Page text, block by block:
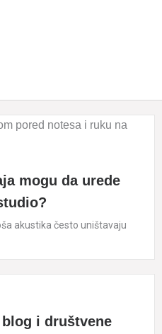
mogu da urede
akustika često uništavaju
i društvene